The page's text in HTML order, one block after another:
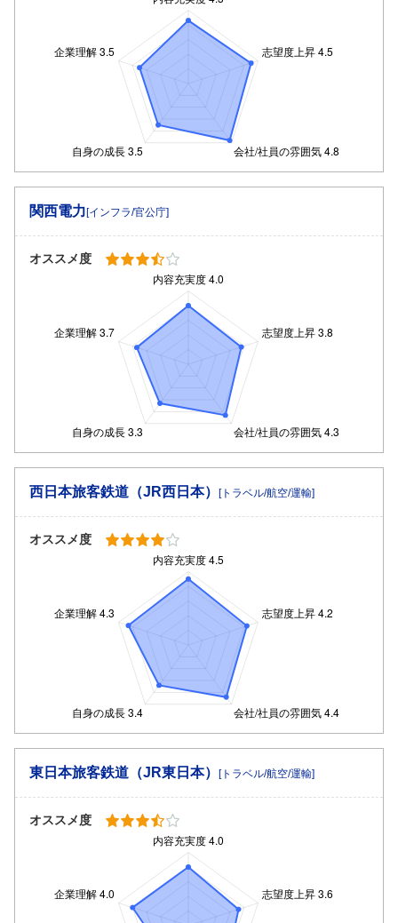
関西電力[インフラ/官公庁]
オススメ度
西日本旅客鉄道（JR西日本） [トラベル/航空/運輸]
オススメ度
東日本旅客鉄道（JR東日本） [トラベル/航空/運輸]
オススメ度